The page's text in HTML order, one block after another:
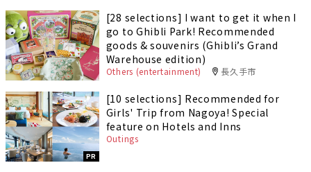
[28 selections] I want to get it when I
go to Ghibli Park! Recommended
goods & souvenirs (Ghibli’s Grand
Warehouse edition)
Others (entertainment) 長久手市
PR
[10 selections] Recommended for
Girls' Trip from Nagoya! Special
feature on Hotels and Inns
Outings